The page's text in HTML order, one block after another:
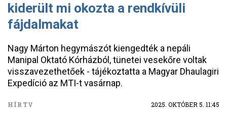
kiderült mi okozta a rendkívüli
fájdalmakat
Nagy Márton hegymászót kiengedték a nepáli
Manipal Oktató Kórházból, tünetei vesekőre voltak
visszavezethetőek - tájékoztatta a Magyar Dhaulagiri
Expedíció az MTI-t vasárnap.
HÍRTV 2025. OKTÓBER 5. 11:45